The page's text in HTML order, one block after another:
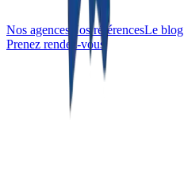
Nos agences Nos référencesLe blog
Prenez rendez-vous